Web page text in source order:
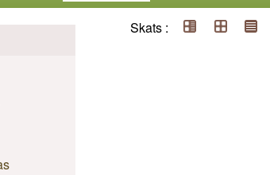
Skats :